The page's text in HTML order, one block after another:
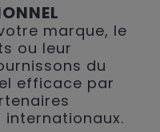
marque, le
ou leur
du
efficace par
internationaux.